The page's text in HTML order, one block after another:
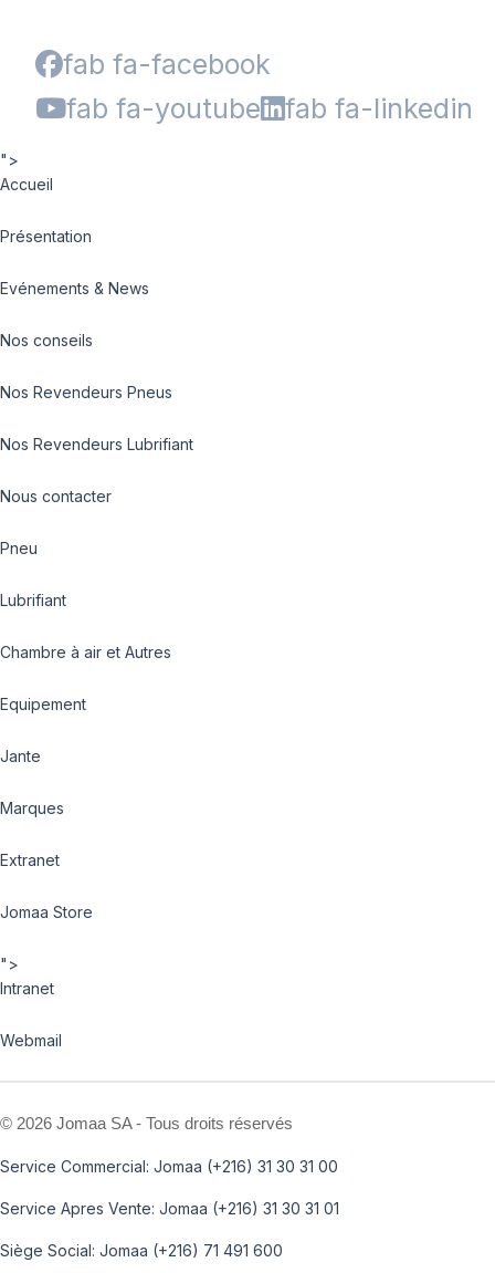
fab fa-facebook
fab fa-youtube
fab fa-linkedin
">
Accueil
Présentation
Evénements & News
Nos conseils
Nos Revendeurs Pneus
Nos Revendeurs Lubrifiant
Nous contacter
Pneu
Lubrifiant
Chambre à air et Autres
Equipement
Jante
Marques
Extranet
Jomaa Store
">
Intranet
Webmail
© 2026 Jomaa SA - Tous droits réservés
Service Commercial: Jomaa (+216) 31 30 31 00
Service Apres Vente: Jomaa (+216) 31 30 31 01
Siège Social: Jomaa (+216) 71 491 600